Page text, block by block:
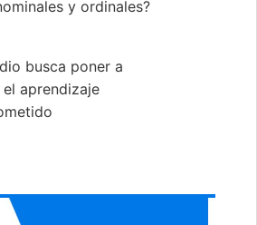
y ordinales?
busca poner a
el aprendizaje